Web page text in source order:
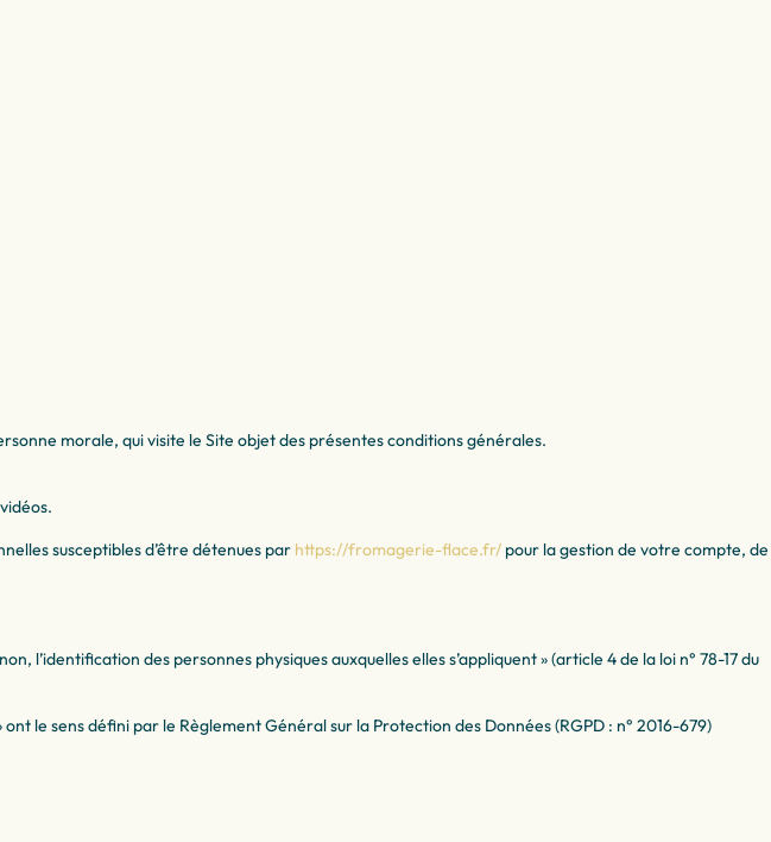
morale, qui visite le Site objet des présentes conditions générales.
susceptibles d’être détenues par https://fromagerie-flace.fr/ pour la gestion de votre compte, de
l’identification des personnes physiques auxquelles elles s’appliquent » (article 4 de la loi n° 78-17 du
le sens défini par le Règlement Général sur la Protection des Données (RGPD : n° 2016-679)